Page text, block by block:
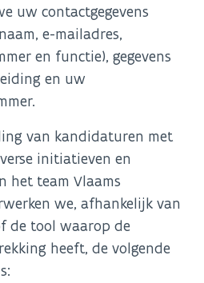
uw contactgegevens
e-mailadres,
en functie), gegevens
en uw
van kandidaturen met
initiatieven en
het team Vlaams
we, afhankelijk van
de tool waarop de
heeft, de volgende